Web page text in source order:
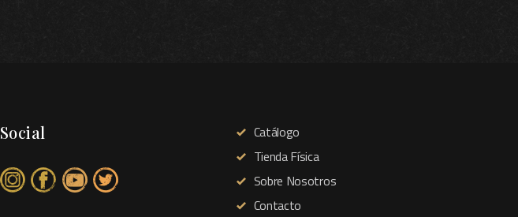
Social
Catálogo
Tienda Física
Sobre Nosotros
Contacto